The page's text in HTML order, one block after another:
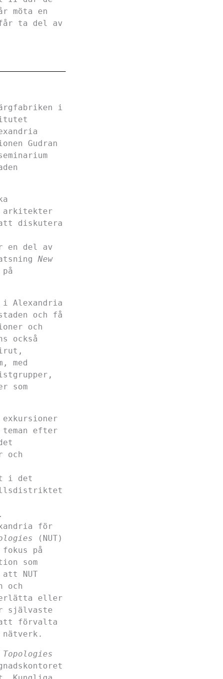
möta en
ta del av
i
Gudran
arkitekter
diskutera
en del av
New
Alexandria
och få
och
också
med
som
exkursioner
efter
och
i det
för
(NUT)
på
som
NUT
och
eller
självaste
förvalta
Topologies